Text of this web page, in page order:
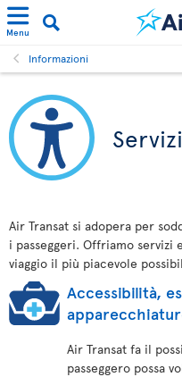
Menu
Informazioni
Air Transat si adopera per
i passeggeri. Offriamo
viaggio il più piacevole
Accessibilità,
Air Transat fa il
passeggero possa